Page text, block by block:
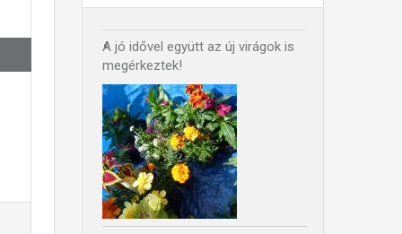
A jó idővel együtt az új virágok is
megérkeztek!